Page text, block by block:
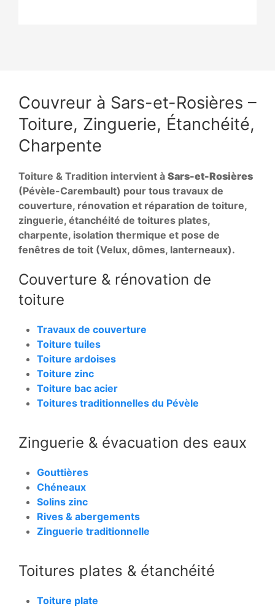
Couvreur à Sars-et-Rosières –
Toiture, Zinguerie, Étanchéité,
Charpente
Toiture & Tradition intervient à Sars-et-Rosières
(Pévèle-Carembault) pour tous travaux de
couverture, rénovation et réparation de toiture,
zinguerie, étanchéité de toitures plates,
charpente, isolation thermique et pose de
fenêtres de toit (Velux, dômes, lanterneaux).
Couverture & rénovation de
toiture
Travaux de couverture
Toiture tuiles
Toiture ardoises
Toiture zinc
Toiture bac acier
Toitures traditionnelles du Pévèle
Zinguerie & évacuation des eaux
Gouttières
Chéneaux
Solins zinc
Rives & abergements
Zinguerie traditionnelle
Toitures plates & étanchéité
Toiture plate